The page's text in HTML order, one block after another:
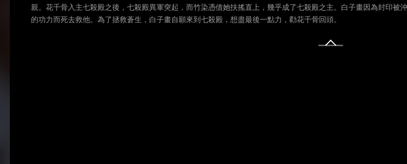
親。花千骨入主七殺殿之後，七殺殿異軍突起，而竹染憑借她扶搖直上，幾乎成了七殺殿之主。白子畫因為封印被
的功力而死去救他。為了拯救蒼生，白子畫自願來到七殺殿，想盡最後一點力，勸花千骨回頭。